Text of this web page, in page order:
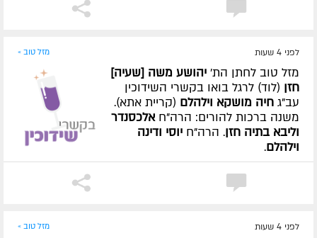
לפני 4 שעות מזל טוב »
מזל טוב לחתן הת' יהושע משה [שעיה]
חזן (לוד) לרגל בואו בקשרי השידוכין
עב"ג חיה מושקא וילהלם (קריית אתא).
משנה ברכות להורים: הרה"חאלכסנדר
וליבא בתיה חזן. הרה"ח יוסי ודינה
וילהלם.
לפני 4 שעות מזל טוב »